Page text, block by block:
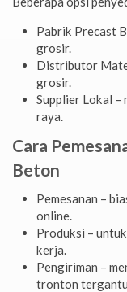
Pabrik Precast
grosir.
Distributor
grosir.
Supplier Lokal –
raya.
Cara
Beton
Pemesanan –
online.
Produksi –
kerja.
Pengiriman –
tronton